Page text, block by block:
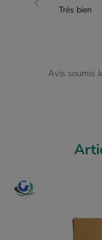
Très bien
Avis soumis